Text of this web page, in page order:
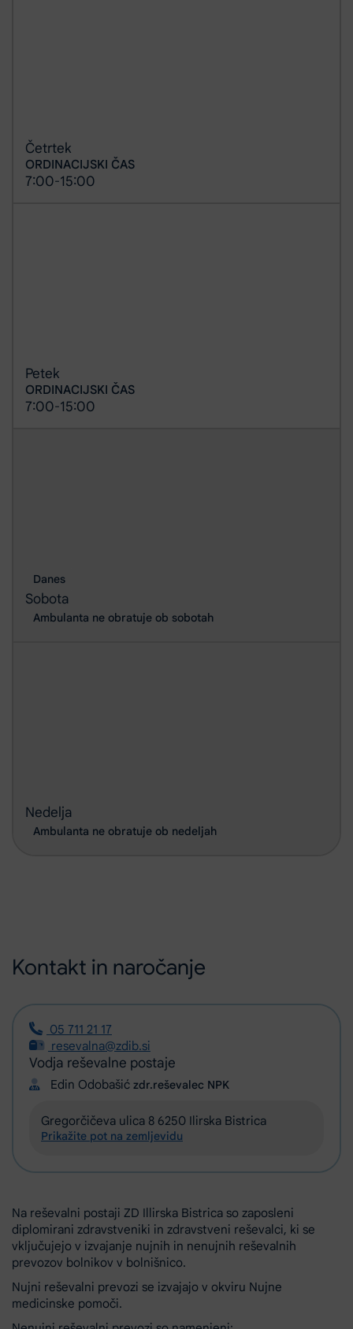
Četrtek
ORDINACIJSKI ČAS
7:00-15:00
Petek
ORDINACIJSKI ČAS
7:00-15:00
Sobota
Danes
Ambulanta ne obratuje ob sobotah
Nedelja
Ambulanta ne obratuje ob nedeljah
Kontakt in naročanje
05 711 21 17
resevalna@zdib.si
Vodja reševalne postaje
Edin Odobašić zdr.reševalec NPK
Gregorčičeva ulica 8 6250 Ilirska Bistrica
Prikažite pot na zemljevidu
Na reševalni postaji ZD Illirska Bistrica so zaposleni
diplomirani zdravstveniki in zdravstveni reševalci, ki se
vključujejo v izvajanje nujnih in nenujnih reševalnih
prevozov bolnikov v bolnišnico.
Nujni reševalni prevozi se izvajajo v okviru Nujne
medicinske pomoči.